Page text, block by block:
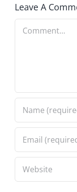
Leave A
Comment